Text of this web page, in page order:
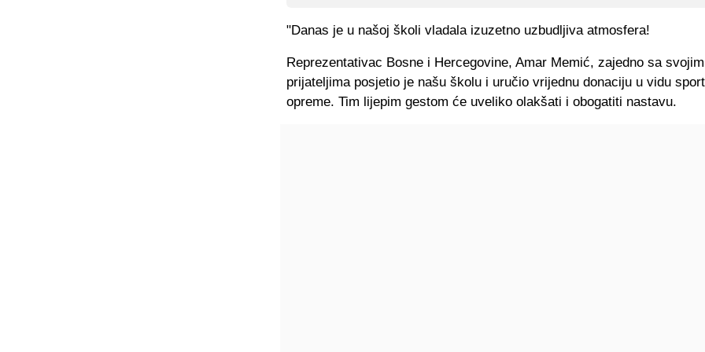
"Danas je u našoj školi vladala izuzetno uzbudljiva atmosfera!
Reprezentativac Bosne i Hercegovine, Amar Memić, zajedno sa svojim
prijateljima posjetio je našu školu i uručio vrijednu donaciju u vidu
opreme. Tim lijepim gestom će uveliko olakšati i obogatiti nastavu.